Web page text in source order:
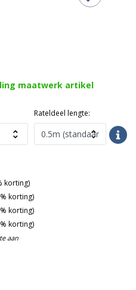
maatwerk artikel
Rateldeel lengte:
korting)
korting)
korting)
korting)
aan